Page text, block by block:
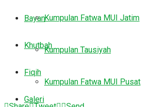
Bayan
Khutbah
Fiqih
Galeri
Kumpulan Fatwa MUI Jatim
Kumpulan Tausiyah
Kumpulan Fatwa MUI Pusat